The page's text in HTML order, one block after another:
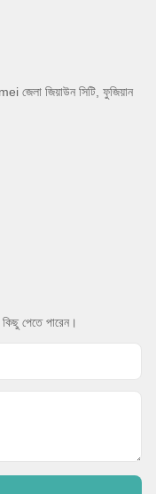
জিয়াউন সিটি, ফুজিয়ান
পেতে পারেন।